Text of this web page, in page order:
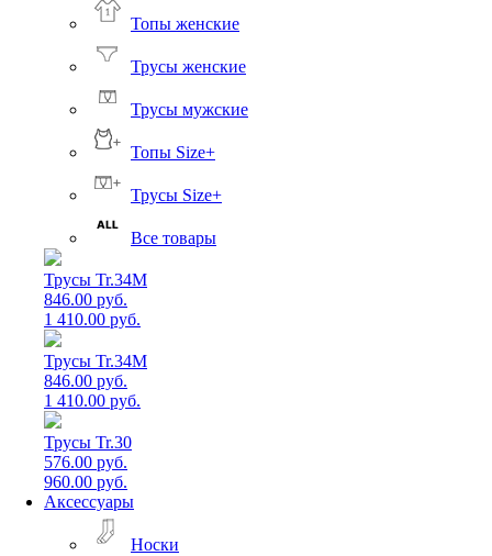
Топы женские
Трусы женские
Трусы мужские
Топы Size+
Трусы Size+
Все товары
Трусы Tr.34M
846.00 руб.
1 410.00 руб.
Трусы Tr.34M
846.00 руб.
1 410.00 руб.
Трусы Tr.30
576.00 руб.
960.00 руб.
Аксессуары
Носки